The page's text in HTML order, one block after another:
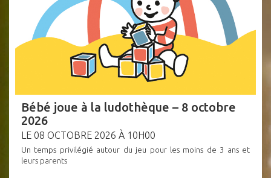
Bébé joue à la ludothèque – 8 octobre
2026
LE 08 OCTOBRE 2026 À 10H00
Un temps privilégié autour du jeu pour les moins de 3 ans et
leurs parents